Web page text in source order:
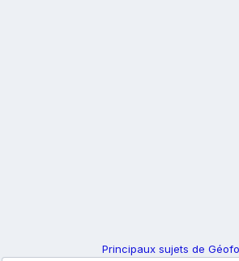
Principaux sujets de